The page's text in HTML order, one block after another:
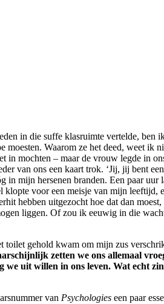
in die suffe klasruimte vertelde, ben
moesten. Waarom ze het deed, weet ik
in mochten – maar de vrouw legde in
van ons een kaart trok. ‘Jij, jij bent
in mijn hersenen branden. Een paar uur
voor een meisje van mijn leeftijd,
hebben uitgezocht hoe dat dan
liggen. Of zou ik eeuwig in die
gehold kwam om mijn zus
zetten we ons allemaal
uit willen in ons leven. Wat echt
van Psychologies een paar